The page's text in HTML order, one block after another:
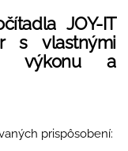
JOY-IT
s vlastnými
výkonu a
prispôsobení: